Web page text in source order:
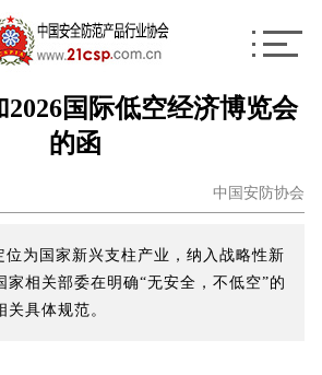
2026国际低空经济博览会
的函
中国安防协会
位为国家新兴支柱产业，纳入战略性新
家相关部委在明确“无安全，不低空”的
具体规范。